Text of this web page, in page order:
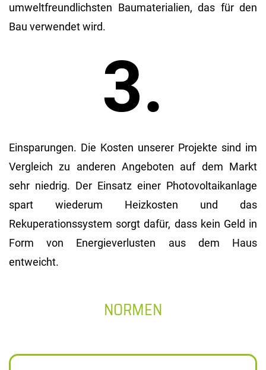
umweltfreundlichsten Baumaterialien, das für den
Bau verwendet wird.
3.
Einsparungen. Die Kosten unserer Projekte sind im
Vergleich zu anderen Angeboten auf dem Markt
sehr niedrig. Der Einsatz einer Photovoltaikanlage
spart wiederum Heizkosten und das
Rekuperationssystem sorgt dafür, dass kein Geld in
Form von Energieverlusten aus dem Haus
entweicht.
NORMEN